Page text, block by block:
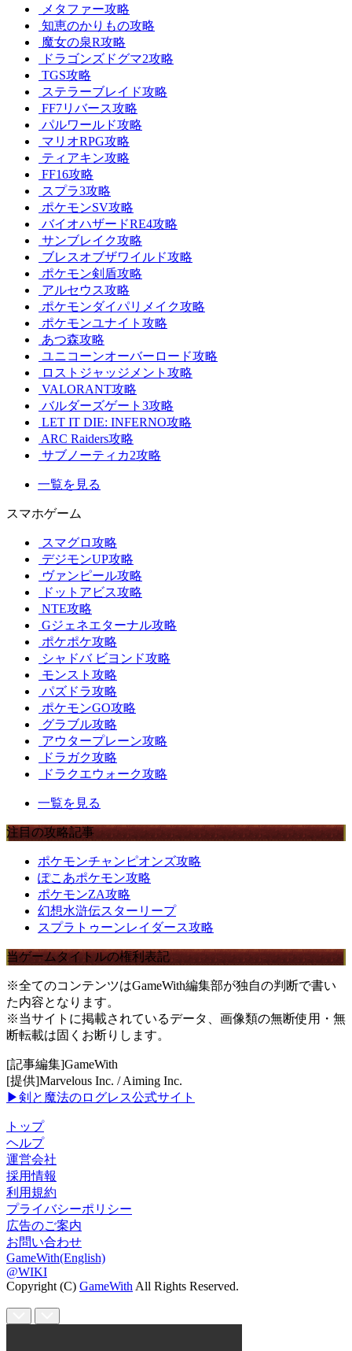
メタファー攻略
知恵のかりもの攻略
魔女の泉R攻略
ドラゴンズドグマ2攻略
TGS攻略
ステラーブレイド攻略
FF7リバース攻略
パルワールド攻略
マリオRPG攻略
ティアキン攻略
FF16攻略
スプラ3攻略
ポケモンSV攻略
バイオハザードRE4攻略
サンブレイク攻略
ブレスオブザワイルド攻略
ポケモン剣盾攻略
アルセウス攻略
ポケモンダイパリメイク攻略
ポケモンユナイト攻略
あつ森攻略
ユニコーンオーバーロード攻略
ロストジャッジメント攻略
VALORANT攻略
バルダーズゲート3攻略
LET IT DIE: INFERNO攻略
ARC Raiders攻略
サブノーティカ2攻略
一覧を見る
スマホゲーム
スマグロ攻略
デジモンUP攻略
ヴァンピール攻略
ドットアビス攻略
NTE攻略
Gジェネエターナル攻略
ポケポケ攻略
シャドバ ビヨンド攻略
モンスト攻略
パズドラ攻略
ポケモンGO攻略
グラブル攻略
アウタープレーン攻略
ドラガク攻略
ドラクエウォーク攻略
一覧を見る
注目の攻略記事
ポケモンチャンピオンズ攻略
ぽこあポケモン攻略
ポケモンZA攻略
幻想水滸伝スターリープ
スプラトゥーンレイダース攻略
当ゲームタイトルの権利表記
※全てのコンテンツはGameWith編集部が独自の判断で書い
た内容となります。
※当サイトに掲載されているデータ、画像類の無断使用・無
断転載は固くお断りします。
[記事編集]GameWith
[提供]Marvelous Inc. / Aiming Inc.
▶剣と魔法のログレス公式サイト
トップ
ヘルプ
運営会社
採用情報
利用規約
プライバシーポリシー
広告のご案内
お問い合わせ
GameWith(English)
@WIKI
Copyright (C) GameWith All Rights Reserved.